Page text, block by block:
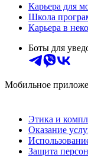
Карьера для
Школа
Карьера в
Боты для
Мобильное
Этика и
Оказание
Защита